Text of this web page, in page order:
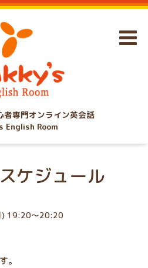
者専門オンライン英会話
English Room
ケジュール
19:20～20:20
。